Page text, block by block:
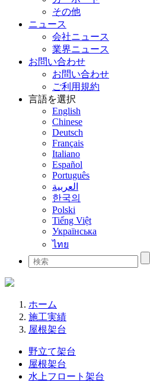
その他
ニュース
会社ニュース
業界ニュース
お問い合わせ
お問い合わせ
ご利用規約
言語を選択
English
Chinese
Deutsch
Français
Italiano
Español
Português
العربية
한국의
Polski
Tiếng Việt
Українська
ไทย
ホーム
施工実績
屋根架台
野立て架台
屋根架台
水上フロート架台